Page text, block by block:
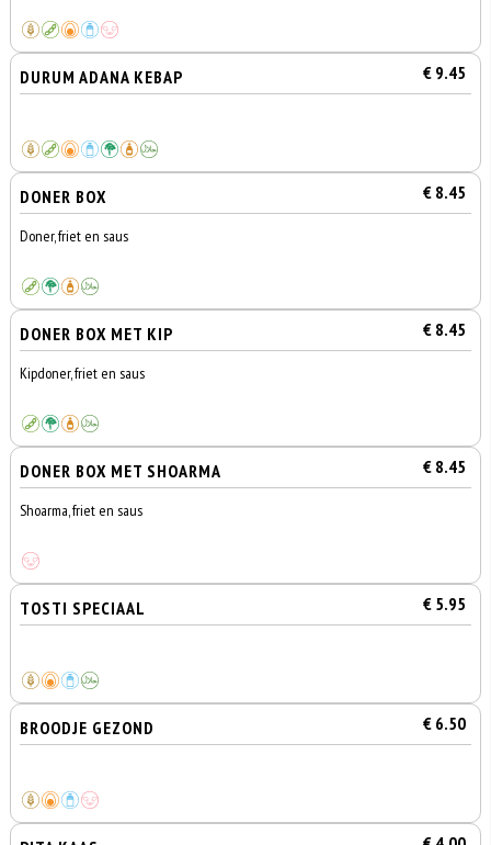
DURUM ADANA KEBAP € 9.45
DONER BOX € 8.45
Doner, friet en saus
DONER BOX MET KIP € 8.45
Kipdoner, friet en saus
DONER BOX MET SHOARMA € 8.45
Shoarma, friet en saus
TOSTI SPECIAAL € 5.95
BROODJE GEZOND € 6.50